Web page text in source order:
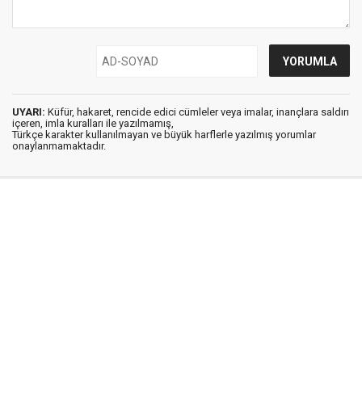
UYARI: Küfür, hakaret, rencide edici cümleler veya imalar, inançlara saldırı
içeren, imla kuralları ile yazılmamış,
Türkçe karakter kullanılmayan ve büyük harflerle yazılmış yorumlar
onaylanmamaktadır.